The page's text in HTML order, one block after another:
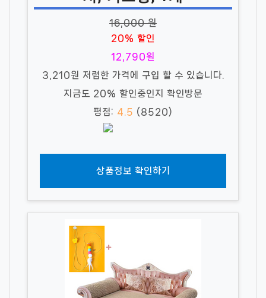
16,000 원
20% 할인
12,790원
3,210원 저렴한 가격에 구입 할 수 있습니다.
지금도 20% 할인중인지 확인방문
평점: 4.5 (8520)
상품정보 확인하기